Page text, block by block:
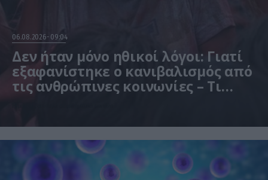
06.08.2026 09:04
Δεν ήταν μόνο ηθικοί λόγοι: Γιατί
εξαφανίστηκε ο κανιβαλισμός από
τις ανθρώπινες κοινωνίες – Τι